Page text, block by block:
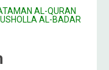
AL-QURAN
AL-BADAR